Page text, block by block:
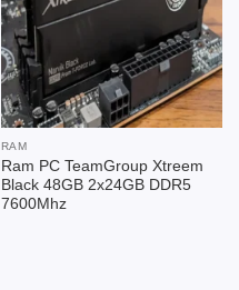
RAM
Ram PC TeamGroup Xtreem
Black 48GB 2x24GB DDR5
7600Mhz